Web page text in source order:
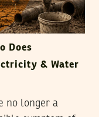
Does
& Water
no longer a